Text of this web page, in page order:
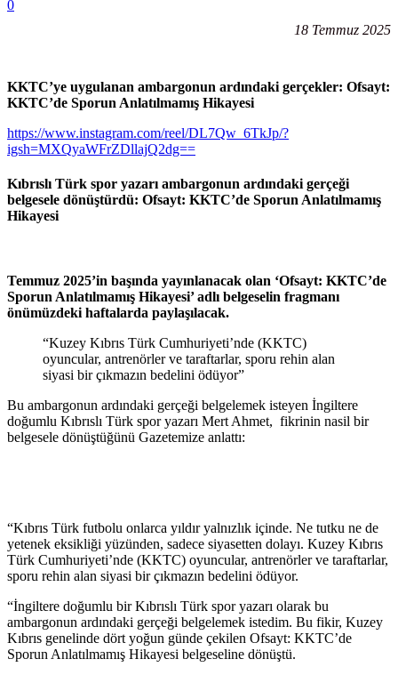
0
18 Temmuz 2025
KKTC’ye uygulanan ambargonun ardındaki gerçekler: Ofsayt:
KKTC’de Sporun Anlatılmamış Hikayesi
https://www.instagram.com/reel/DL7Qw_6TkJp/?
igsh=MXQyaWFrZDllajQ2dg==
Kıbrıslı Türk spor yazarı ambargonun ardındaki gerçeği
belgesele dönüştürdü: Ofsayt: KKTC’de Sporun Anlatılmamış
Hikayesi
Temmuz 2025’in başında yayınlanacak olan ‘Ofsayt: KKTC’de
Sporun Anlatılmamış Hikayesi’ adlı belgeselin fragmanı
önümüzdeki haftalarda paylaşılacak.
“Kuzey Kıbrıs Türk Cumhuriyeti’nde (KKTC)
oyuncular, antrenörler ve taraftarlar, sporu rehin alan
siyasi bir çıkmazın bedelini ödüyor”
Bu ambargonun ardındaki gerçeği belgelemek isteyen İngiltere
doğumlu Kıbrıslı Türk spor yazarı Mert Ahmet, fikrinin nasil bir
belgesele dönüştüğünü Gazetemize anlattı:
“Kıbrıs Türk futbolu onlarca yıldır yalnızlık içinde. Ne tutku ne de
yetenek eksikliği yüzünden, sadece siyasetten dolayı. Kuzey Kıbrıs
Türk Cumhuriyeti’nde (KKTC) oyuncular, antrenörler ve taraftarlar,
sporu rehin alan siyasi bir çıkmazın bedelini ödüyor.
“İngiltere doğumlu bir Kıbrıslı Türk spor yazarı olarak bu
ambargonun ardındaki gerçeği belgelemek istedim. Bu fikir, Kuzey
Kıbrıs genelinde dört yoğun günde çekilen Ofsayt: KKTC’de
Sporun Anlatılmamış Hikayesi belgeseline dönüştü.